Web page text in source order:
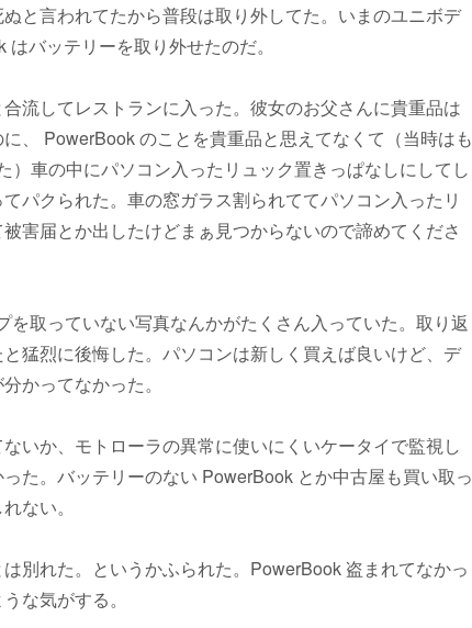
と言われてたから普段は取り外してた。いまのユニボデ
バッテリーを取り外せたのだ。
流してレストランに入った。彼女のお父さんに貴重品は
、 PowerBook のことを貴重品と思えてなくて（当時はも
）車の中にパソコン入ったリュック置きっぱなしにしてし
パクられた。車の窓ガラス割られててパソコン入ったリ
害届とか出したけどまぁ見つからないので諦めてくださ
を取っていない写真なんかがたくさん入っていた。取り返
猛烈に後悔した。パソコンは新しく買えば良いけど、デ
かってなかった。
いか、モトローラの異常に使いにくいケータイで監視し
た。バッテリーのない PowerBook とか中古屋も買い取っ
ない。
別れた。というかふられた。PowerBook 盗まれてなかっ
な気がする。